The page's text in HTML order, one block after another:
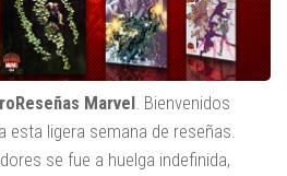
Marvel. Bienvenidos
esta ligera semana de reseñas.
se fue a huelga indefinida,